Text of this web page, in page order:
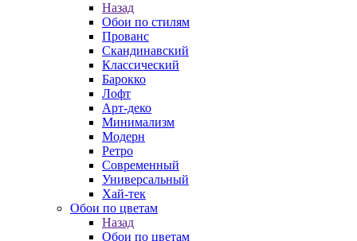
Назад
Обои по стилям
Прованс
Скандинавский
Классический
Барокко
Лофт
Арт-деко
Минимализм
Модерн
Ретро
Современный
Универсальный
Хай-тек
Обои по цветам
Назад
Обои по цветам